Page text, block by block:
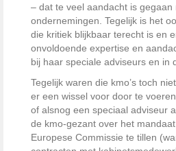
– dat te veel aandacht is gegaan
ondernemingen. Tegelijk is het
die kritiek blijkbaar terecht is en
onvoldoende expertise en
bij haar speciale adviseurs en in
Tegelijk waren die kmo’s toch
er een wissel voor door te
of alsnog een speciaal adviseur
de kmo-gezant over het
Europese Commissie te tillen